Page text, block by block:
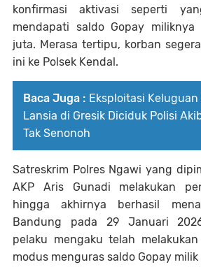
konfirmasi aktivasi seperti
mendapati saldo Gopay miliknya
juta. Merasa tertipu, korban
ini ke Polsek Kendal.
Baca Juga : Eksploitasi Keluguan
Lansia di Gresik Diciduk Polisi
Tak Senonoh
Satreskrim Polres Ngawi yang
AKP Aris Gunadi melakukan
hingga akhirnya berhasil
Bandung pada 29 Januari
pelaku mengaku telah
modus menguras saldo Gopay milik